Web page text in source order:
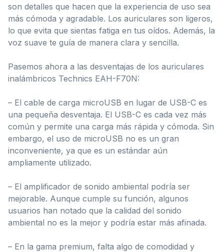
son detalles que hacen que la experiencia de uso sea
más cómoda y agradable. Los auriculares son ligeros,
lo que evita que sientas fatiga en tus oídos. Además, la
voz suave te guía de manera clara y sencilla.
Pasemos ahora a las desventajas de los auriculares
inalámbricos Technics EAH-F70N:
– El cable de carga microUSB en lugar de USB-C es
una pequeña desventaja. El USB-C es cada vez más
común y permite una carga más rápida y cómoda. Sin
embargo, el uso de microUSB no es un gran
inconveniente, ya que es un estándar aún
ampliamente utilizado.
– El amplificador de sonido ambiental podría ser
mejorable. Aunque cumple su función, algunos
usuarios han notado que la calidad del sonido
ambiental no es la mejor y podría estar más afinada.
– En la gama premium, falta algo de comodidad y